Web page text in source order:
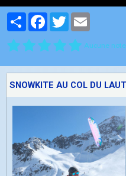
PartagerFacebook
Twitter
Aucune
SNOWKITE AU COL DU